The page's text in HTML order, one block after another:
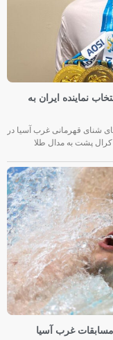
نماینده ایران به
شنای قهرمانی غرب آسیا در